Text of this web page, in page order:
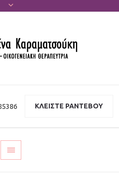
ΚΛΕΙΣΤΕ ΡΑΝΤΕΒΟΥ